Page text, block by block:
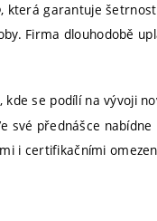
garantuje
Firma dlouhodobě
se podílí na vývoji
své přednášce
i certifikačními